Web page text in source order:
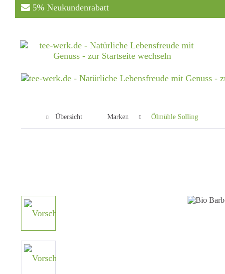
5% Neukundenrabatt
Übersicht Marken Ölmühle Solling